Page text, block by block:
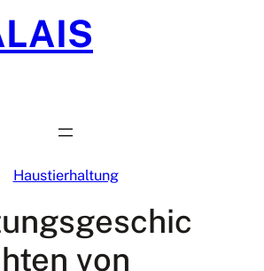
Haustierhaltung
hten von